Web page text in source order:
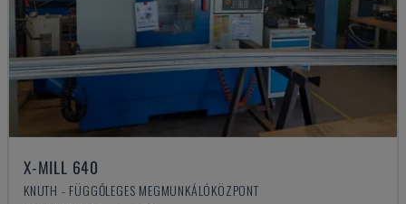
X-MILL 640
KNUTH - FÜGGŐLEGES MEGMUNKÁLÓKÖZPONT